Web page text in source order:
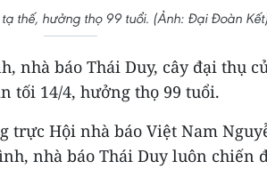
thế, hưởng thọ 99 tuổi. (Ảnh: Đại Đoàn
nhà báo Thái Duy, cây đại thụ
tối 14/4, hưởng thọ 99 tuổi.
trực Hội nhà báo Việt Nam
nhà báo Thái Duy luôn chiến